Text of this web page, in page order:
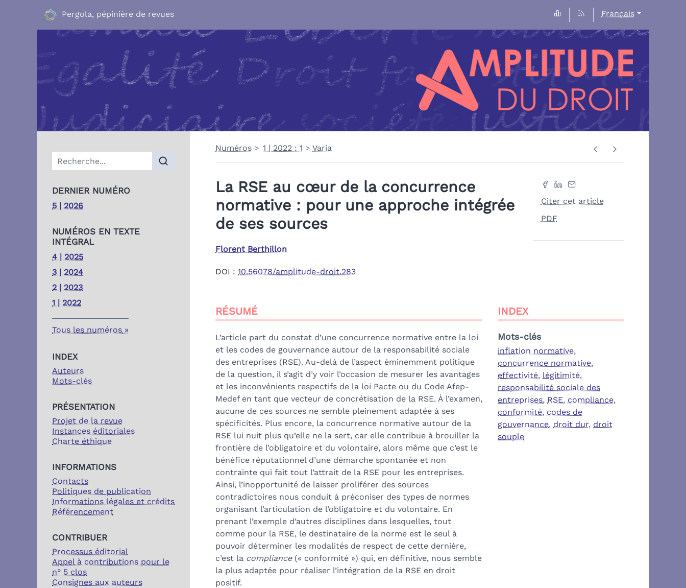
Pergola, pépinière de revues Français
Menu principal
DERNIER NUMÉRO
5 | 2026
NUMÉROS EN TEXTE
INTÉGRAL
4 | 2025
3 | 2024
2 | 2023
1 | 2022
Tous les numéros
INDEX
Auteurs
Mots-clés
PRÉSENTATION
Projet de la revue
Instances éditoriales
Charte éthique
INFORMATIONS
Contacts
Politiques de publication
Informations légales et crédits
Référencement
CONTRIBUER
Processus éditorial
Appel à contributions pour le
n° 5 clos
Consignes aux auteurs
Numéros 1 | 2022 : 1 Varia
Citer cet article
PDF
La RSE au cœur de la concurrence
normative : pour une approche intégrée
de ses sources
Florent Berthillon
DOI : 10.56078/amplitude-droit.283
Index
Plan
Texte
Bibliographie
Notes
Citer cet article
Auteur
RÉSUMÉ
L’article part du constat d’une concurrence normative entre la loi
et les codes de gouvernance autour de la responsabilité sociale
des entreprises (RSE). Au-delà de l’aspect éminemment politique
de la question, il s’agit d’y voir l’occasion de mesurer les avantages
et les inconvénients respectifs de la loi Pacte ou du Code Afep-
Medef en tant que vecteur de concrétisation de la RSE. À l’examen,
aucune de ces sources ne semble pleinement adaptée à ses
spécificités. Plus encore, la concurrence normative autour de la
RSE lui nuit plus qu’elle ne la sert, car elle contribue à brouiller la
frontière de l’obligatoire et du volontaire, alors même que c’est le
bénéfice réputationnel d’une démarche spontanée et non
contrainte qui fait tout l’attrait de la RSE pour les entreprises.
Ainsi, l’inopportunité de laisser proliférer des sources
contradictoires nous conduit à préconiser des types de normes
organisant l’articulation de l’obligatoire et du volontaire. En
prenant l’exemple d’autres disciplines dans lesquelles, tout
comme pour la RSE, le destinataire de la norme est le seul à
pouvoir déterminer les modalités de respect de cette dernière,
c’est la compliance(« conformité ») qui, en définitive, nous semble
la plus adaptée pour réaliser l’intégration de la RSE en droit
positif.
INDEX
Mots-clés
inflation normative,
concurrence normative,
effectivité, légitimité,
responsabilité sociale des
entreprises, RSE, compliance,
conformité, codes de
gouvernance, droit dur, droit
souple